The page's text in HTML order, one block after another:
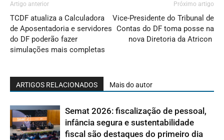
Artigo anterior
TCDF atualiza a Calculadora
de Aposentadoria e servidores
do DF poderão fazer
simulações mais completas
Próximo artigo
Vice-Presidente do Tribunal de
Contas do DF toma posse na
nova Diretoria da Atricon
ARTIGOS RELACIONADOS Mais do autor
Semat 2026: fiscalização de pessoal,
infância segura e sustentabilidade
fiscal são destaques do primeiro dia